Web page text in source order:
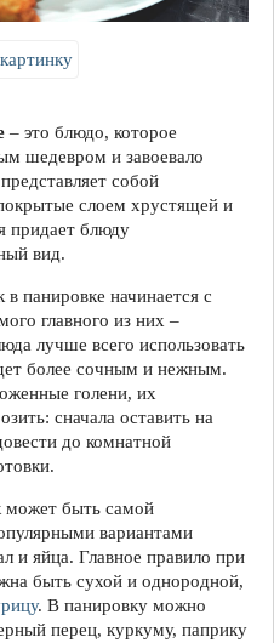
– это блюдо, которое
шедевром и завоевало
собой
слоем хрустящей и
придает блюду
вид.
панировке начинается с
главного из них –
лучше всего использовать
более сочным и нежным.
голени, их
сначала оставить на
до комнатной
может быть самой
вариантами
и яйца. Главное правило при
быть сухой и однородной,
. В панировку можно
перец, куркуму, паприку